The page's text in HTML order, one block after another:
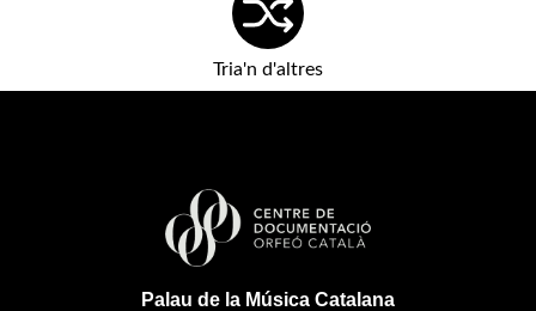
Tria'n d'altres
Palau de la Música Catalana